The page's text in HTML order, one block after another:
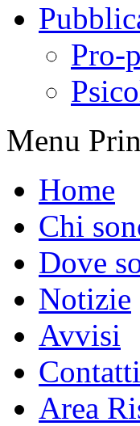
Pro-
Menu
Home
Chi
Dove
Notizie
Avvisi
Contatti
Area